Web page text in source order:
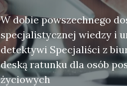
W dobie powszechnego
specjalistycznej wiedzy i
detektywi Specjaliści z
deską ratunku dla osób
życiowych